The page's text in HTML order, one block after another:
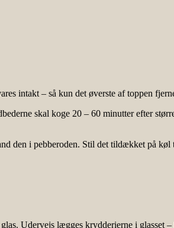
intakt – så kun det øverste af toppen
skal koge 20 – 60 minutter efter
den i pebberoden. Stil det tildækket på køl
Udervejs lægges krydderierne i glasset –